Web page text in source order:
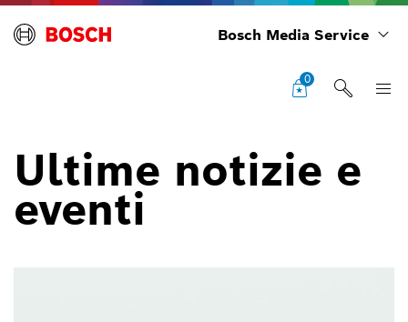
Bosch Media Service
0
Ultime notizie e
eventi